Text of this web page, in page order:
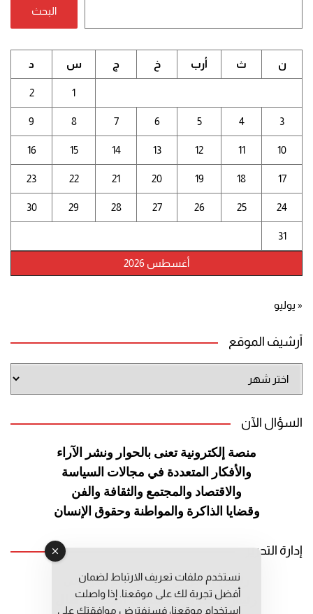
البحث
أغسطس 2026
ن ث أرب خ ج س د
1
2
3
4
5
6
7
8
9
10
11
12
13
14
15
16
17
18
19
20
21
22
23
24
25
26
27
28
29
30
31
« يوليو
أرشيف الموقع
الموقع
السؤال الآن
منصة إلكترونية تعنى بالحوار ونشر الآراء
والأفكار المتعددة في مجالات السياسة
والاقتصاد والمجتمع والثقافة والفن
وقضايا الذاكرة والمواطنة وحقوق الإنسان
إدارة التحرير
رئيس التحرير: عبد الرحيم التوراني
رئيس التحرير المساعد: المعطي قبال
نستخدم ملفات تعريف الارتباط لضمان
أفضل تجربة لك على موقعنا. إذا واصلت
استخدام موقعنا، فسنفترض موافقتك على